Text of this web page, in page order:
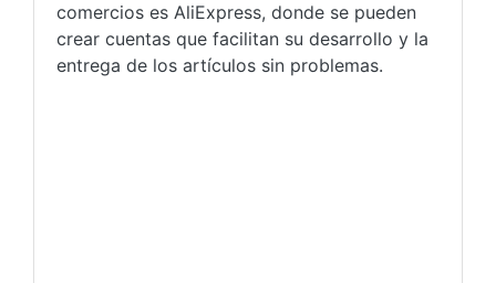
comercios es AliExpress, donde se pueden
crear cuentas que facilitan su desarrollo y la
entrega de los artículos sin problemas.